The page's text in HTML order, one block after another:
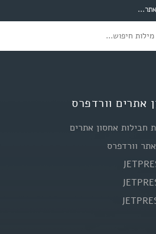
אתרים וורדפרס
חבילות אחסון אתרים
וורדפרס